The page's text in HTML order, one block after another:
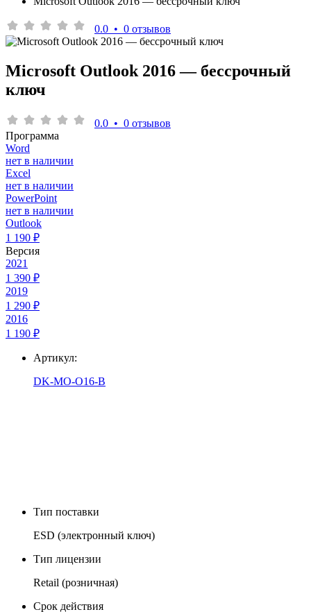
0.0 • 0 отзывов
Microsoft Outlook 2016 — бессрочный
ключ
0.0 • 0 отзывов
Программа
Word
нет в наличии
Excel
нет в наличии
PowerPoint
нет в наличии
Outlook
1 190 ₽
Версия
2021
1 390 ₽
2019
1 290 ₽
2016
1 190 ₽
Артикул:
DK-MO-O16-B
Тип поставки
ESD (электронный ключ)
Тип лицензии
Retail (розничная)
Срок действия